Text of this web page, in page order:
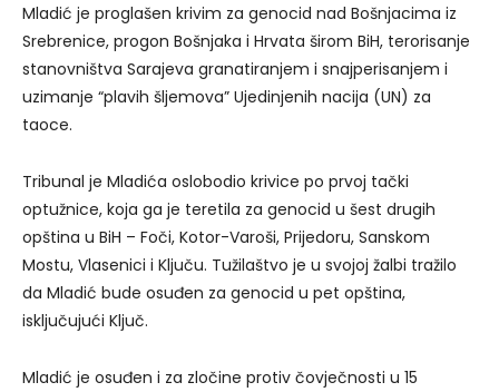
Mladić je proglašen krivim za genocid nad Bošnjacima iz
Srebrenice, progon Bošnjaka i Hrvata širom BiH, terorisanje
stanovništva Sarajeva granatiranjem i snajperisanjem i
uzimanje “plavih šljemova” Ujedinjenih nacija (UN) za
taoce.
Tribunal je Mladića oslobodio krivice po prvoj tački
optužnice, koja ga je teretila za genocid u šest drugih
opština u BiH – Foči, Kotor-Varoši, Prijedoru, Sanskom
Mostu, Vlasenici i Ključu. Tužilaštvo je u svojoj žalbi tražilo
da Mladić bude osuđen za genocid u pet opština,
isključujući Ključ.
Mladić je osuđen i za zločine protiv čovječnosti u 15